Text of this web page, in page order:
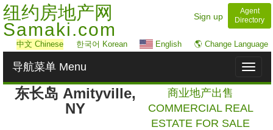
纽约房地产网
Samaki.com
Sign up
Agent
Directory
中文 Chinese 한국어 Korean English 🌎 Change Language
Toggle
导航菜单 Menu
东长岛 Amityville,
NY
商业地产出售
COMMERCIAL REAL
ESTATE FOR SALE